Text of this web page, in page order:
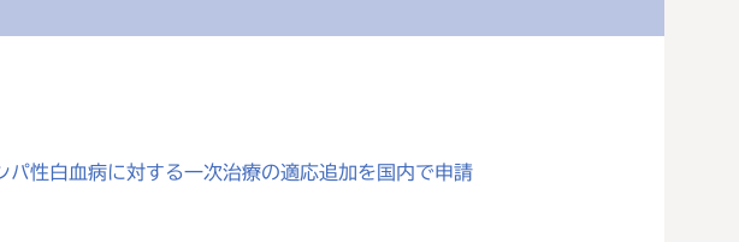
パ性白血病に対する一次治療の適応追加を国内で申請